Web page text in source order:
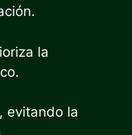
la
evitando la